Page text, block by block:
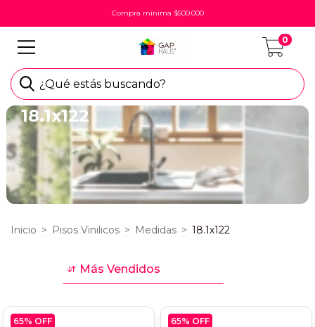
Compra mínima $500.000
¿Qué estás buscando?
0
18.1x122
Inicio > Pisos Vinilicos > Medidas > 18.1x122
65% OFF 65% OFF